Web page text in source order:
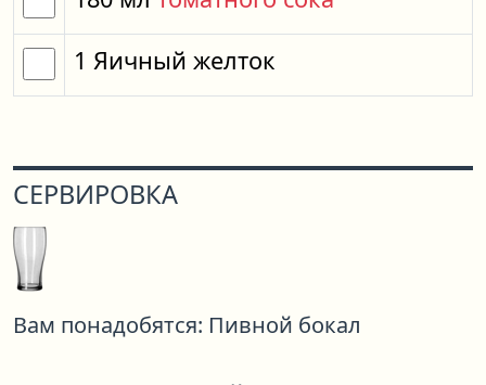
1 Яичный желток
СЕРВИРОВКА
Вам понадобятся: Пивной бокал